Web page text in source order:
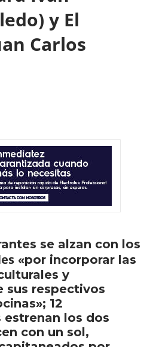
y El
Carlos
se alzan con los
«por incorporar las
y
sus respectivos
12
los dos
con un sol,